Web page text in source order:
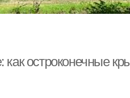
как остроконечные